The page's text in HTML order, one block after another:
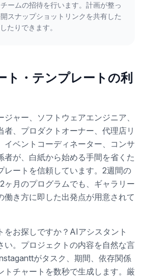
ームの招待を行います。計画が整っ
スナップショットリンクを共有した
たりできます。
ト・テンプレートの利
ャー、ソフトウェアエンジニア、
者、プロダクトオーナー、代理店リ
イベントコーディネーター、コンサ
者が、白紙から始める手間を省くた
レートを信頼しています。2週間の
ヶ月のプログラムでも、ギャラリー
働き方に即した出発点が用意されて
をお探しですか？AIアシスタント
い。プロジェクトの内容を自然な言
がタスク、期間、依存関係
トチャートを数秒で生成します。厳